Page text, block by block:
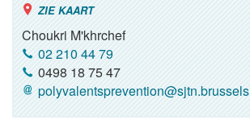
ZIE KAART
Choukri M'khrchef
02 210 44 79
0498 18 75 47
polyvalentsprevention@sjtn.brussels